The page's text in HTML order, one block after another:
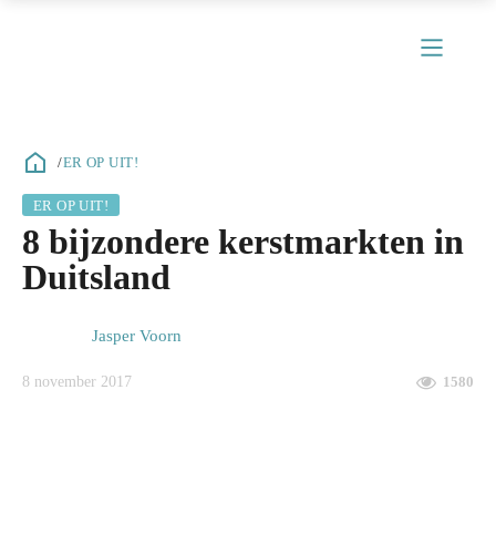
/ER OP UIT!
ER OP UIT!
8 bijzondere kerstmarkten in
Duitsland
Jasper Voorn
8 november 2017 1580